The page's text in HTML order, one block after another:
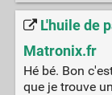
L'huile de
Matronix.fr
Hé bé. Bon
que je trouve